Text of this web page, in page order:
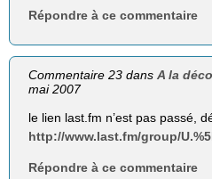
Répondre à ce commentaire
Commentaire 23 dansA la
mai 2007
le lien last.fm n’est pas passé,
http://www.last.fm/group/
Répondre à ce commentaire